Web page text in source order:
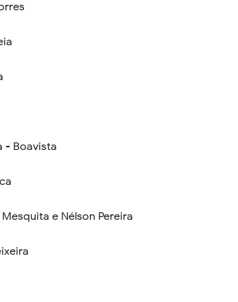
- Boavista
e Nélson Pereira